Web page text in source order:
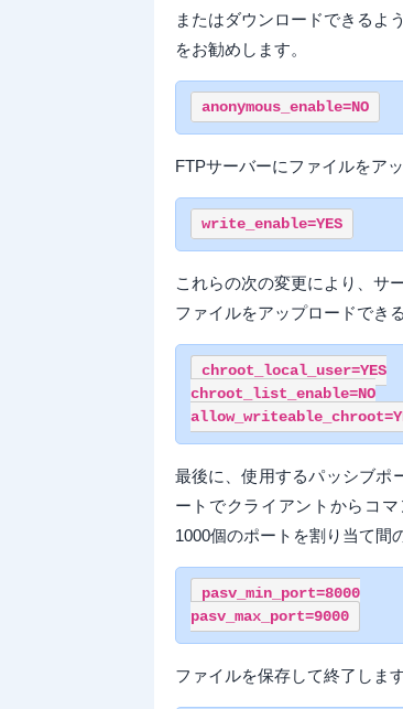
またはダウンロードできるよ
をお勧めします。
anonymous_enable=NO
FTPサーバーにファイルをア
write_enable=YES
これらの次の変更により、サ
ファイルをアップロードでき
chroot_local_user=YES
chroot_list_enable=NO
最後に、使用するパッシブポ
ートでクライアントからコ
1000個のポートを割り当て間
pasv_min_port=8000
pasv_max_port=9000
ファイルを保存して終了しま